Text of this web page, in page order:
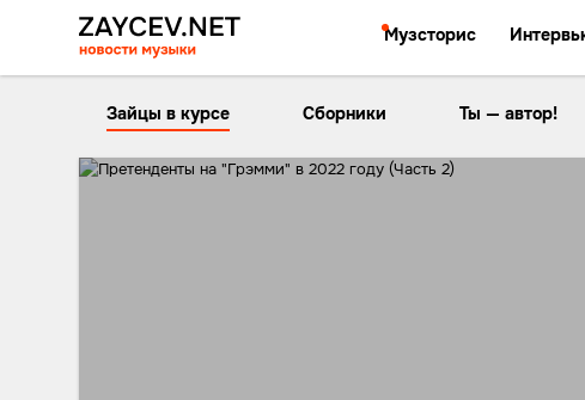
Музсторис
Зайцы в курсе Сборники Ты — автор!